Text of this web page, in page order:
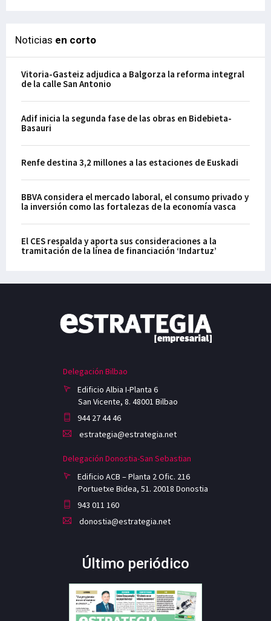
Noticias en corto
Vitoria-Gasteiz adjudica a Balgorza la reforma integral
de la calle San Antonio
Adif inicia la segunda fase de las obras en Bidebieta-
Basauri
Renfe destina 3,2 millones a las estaciones de Euskadi
BBVA considera el mercado laboral, el consumo privado y
la inversión como las fortalezas de la economía vasca
El CES respalda y aporta sus consideraciones a la
tramitación de la línea de financiación ‘Indartuz’
Delegación Bilbao
Edificio Albia I-Planta 6
San Vicente, 8. 48001 Bilbao
944 27 44 46
estrategia@estrategia.net
Delegación Donostia-San Sebastian
Edificio ACB – Planta 2 Ofic. 216
Portuetxe Bidea, 51. 20018 Donostia
943 011 160
donostia@estrategia.net
Último periódico